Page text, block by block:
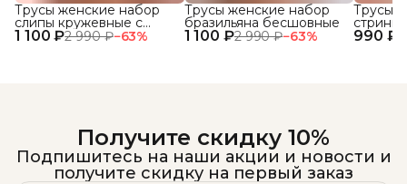
1 100 ₽2 990 ₽−63%
Трусы женские набор
слипы кружевные с
высокой посадкой 3 шт. 1 100 ₽2 990 ₽−63%
Трусы женские набор
бразильяна бесшовные
990 ₽
Трусы
Получите скидку 10%
Подпишитесь на наши акции и новости и
получите скидку на первый заказ